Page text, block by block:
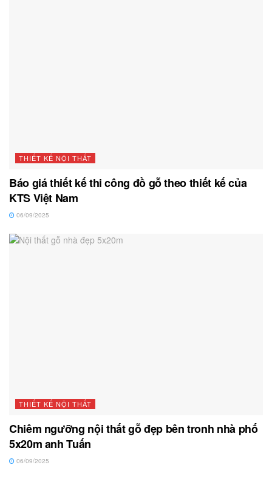
THIẾT KẾ NỘI THẤT
Báo giá thiết kế thi công đồ gỗ theo thiết kế của
KTS Việt Nam
06/09/2025
THIẾT KẾ NỘI THẤT
Chiêm ngưỡng nội thất gỗ đẹp bên tronh nhà phố
5x20m anh Tuấn
06/09/2025